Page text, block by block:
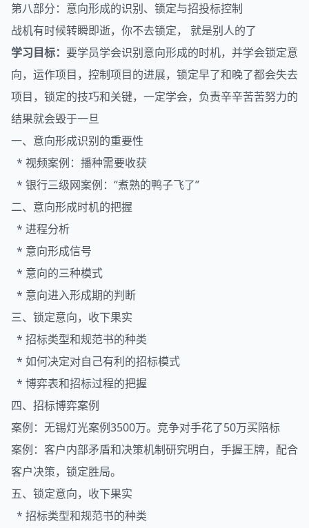
第八部分：意向形成的识别、锁定与招投标控制
战机有时候转瞬即逝，你不去锁定， 就是别人的了
学习目标： 要学员学会识别意向形成的时机，并学会锁定意
向，运作项目，控制项目的进展，锁定早了和晚了都会失去
项目，锁定的技巧和关键，一定学会，负责辛辛苦苦努力的
结果就会毁于一旦
一、意向形成识别的重要性
* 视频案例：播种需要收获
* 银行三级网案例：“煮熟的鸭子飞了”
二、意向形成时机的把握
* 进程分析
* 意向形成信号
* 意向的三种模式
* 意向进入形成期的判断
三、锁定意向，收下果实
* 招标类型和规范书的种类
* 如何决定对自己有利的招标模式
* 博弈表和招标过程的把握
四、招标博弈案例
案例：无锡灯光案例3500万。竞争对手花了50万买陪标
案例：客户内部矛盾和决策机制研究明白，手握王牌，配合
客户决策，锁定胜局。
五、锁定意向，收下果实
* 招标类型和规范书的种类